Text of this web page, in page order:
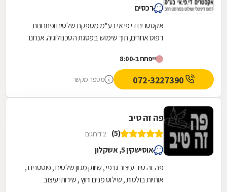
רכסים
אקסטרים די פי אי בע''מ מספקת שלטים ופתרונות
דפוס אחרים, תוך שימוש בפסגת הטכנולוגיה. אנחנו
שלטי...
ייפתח ב-8:00
מספר מקשר
פה זה טיב
(5) 2 דירוגים
אוסישקין 5, אשקלון
פה זה טיב עיצוב גרפי , שיווק מגוון שלטים , פוסטרים ,
אותיות בולטות , שילוט פנים וחוץ , שירותי עיצוב